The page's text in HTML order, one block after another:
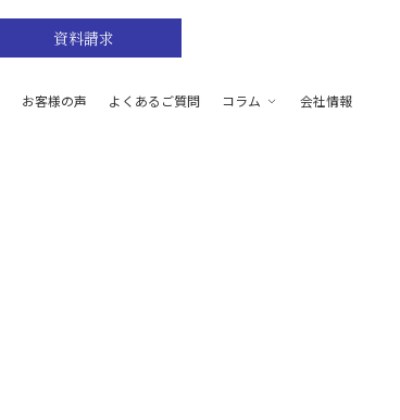
資料請求
お客様の声 よくあるご質問 コラム 会社情報